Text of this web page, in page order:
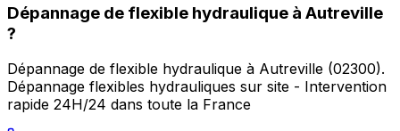
Dépannage de flexible hydraulique à Autreville
?
Dépannage de flexible hydraulique à Autreville (02300).
Dépannage flexibles hydrauliques sur site - Intervention
rapide 24H/24 dans toute la France